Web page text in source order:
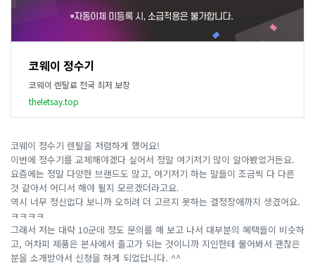
코웨이 정수기
코웨이 렌탈료 전국 최저 보장
theletsay.top
코웨이 정수기 렌탈을 저렴하게 했어요!
이번에 정수기를 교체해야겠다 싶어서 정말 여기저기 많이 알아봤었거든요.
요즘에는 정말 다양한 브랜드도 많고, 여기저기 하는 말들이 조금씩 다 다른
것 같아서 어디서 해야 될지 모르겠더라고요.
역시 너무 정신없다 보니까 오히려 더 고르지 못하는 결정장애까지 생겼어요.
ㅋㅋㅋㅋ
그래서 저는 대략 10군데 정도 문의를 해 보고 나서 대부분의 혜택들이 비슷하
고, 어차피 제품은 본사에서 출고가 되는 것이니까 지인한테 물어봐서 괜찮은
분을 소개받아서 신청을 하게 되었답니다. ^^